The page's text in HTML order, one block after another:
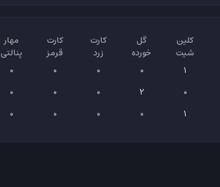
کلین
شیت
گل
خورده
کارت
زرد
کارت
قرمز
مهار
پنالتی
1
0
0
0
0
0
2
0
0
0
1
0
0
0
0